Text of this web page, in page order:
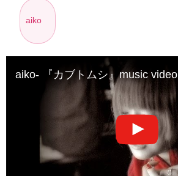
aiko
aiko- 『カブトムシ』music video